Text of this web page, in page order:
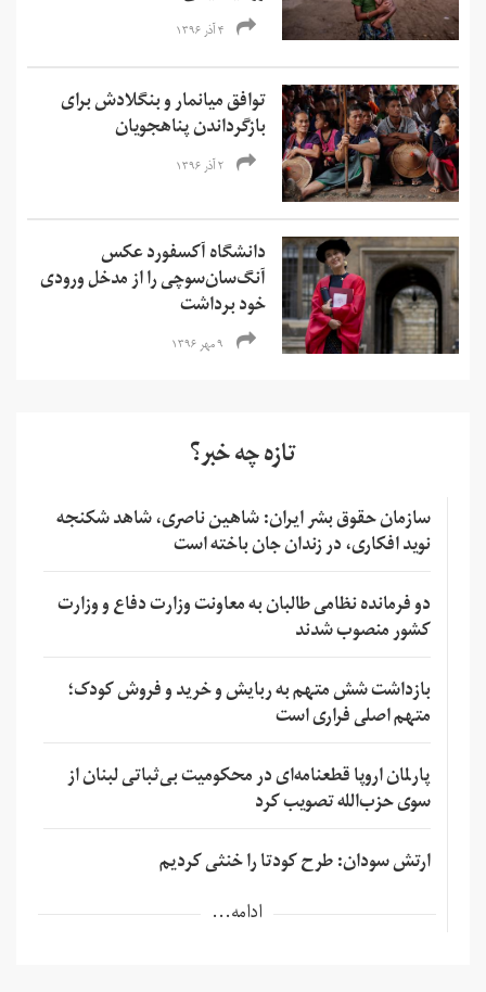
۴ آذر ۱۳۹۶
توافق میانمار و بنگلادش برای
بازگرداندن پناهجویان
۲ آذر ۱۳۹۶
دانشگاه آکسفورد عکس
آنگ‌سان‌سوچی را از مدخل ورودی
خود برداشت
۹ مهر ۱۳۹۶
تازه چه خبر؟
سازمان حقوق بشر ایران: شاهین ناصری، شاهد شکنجه
نوید افکاری، در زندان جان باخته است
دو فرمانده نظامی طالبان به معاونت وزارت دفاع و وزارت
کشور منصوب شدند
بازداشت شش متهم به ربایش و خرید و فروش کودک؛
متهم اصلی فراری است
پارلمان اروپا قطعنامه‌ای در محکومیت بی‌ثباتی لبنان از
سوی حزب‌الله تصویب کرد
ارتش سودان: طرح کودتا را خنثی کردیم
ادامه...